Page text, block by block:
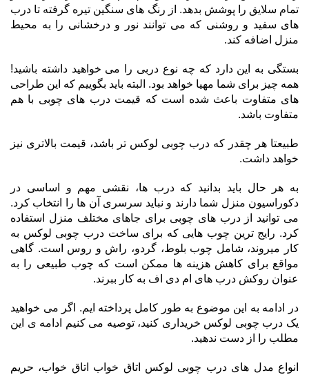
تمام سلایق را پوشش بدهد. از رنگ های سنگین تیره گرفته تا درب
های سفید و روشنی که می توانند نور و درخشانی را به محیط
منزل اضافه کند.
بستگی به این دارد که چه نوع دربی را می خواهید داشته باشید!
همه چیز برای شما مهیا خواهد بود. البته باید بگوییم که این طراحی
های متفاوت باعث شده است که قیمت درب های چوبی با هم
متفاوت باشد.
طبیعتا هر چقدر که درب چوبی لوکس تر باشد، قیمت بالاتری نیز
خواهد داشت.
به هر حال باید بدانید که درب ها، نقشی مهم و اساسی در
دکوراسیون منزل شما دارند و نباید سرسری آن ها را انتخاب کرد.
می توانید از درب های چوبی برای جاهای مختلف منزل استفاده
کرد. رایج ترین چوب هایی که برای ساخت درب چوبی لوکس به
کار میروند، شامل چوب بلوط، گردو، راش و روس است. گاهی
مواقع برای کاهش هزینه ها ممکن است که چوب طبیعی را به
عنوان روکش درب های ام دی اف به کار ببرند.
در ادامه به این موضوع به طور کامل پرداخته ایم. اگر می خواهید
یک درب چوبی لوکس خریداری کنید، توصیه می کنیم ادامه ی این
مطلب را از دست ندهید.
انواع مدل های درب چوبی لوکس اتاق خواب اتاق خواب، حریم